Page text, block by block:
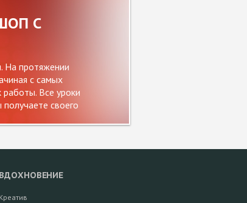
С
На протяжении
с самых
Все уроки
своего
ВДОХНОВЕНИЕ
Креатив